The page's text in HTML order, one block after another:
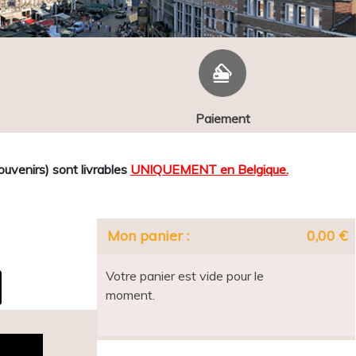
Paiement
sont livrables UNIQUEMENT en Belgique.
Mon panier : 0,00 €
Votre panier est vide pour le
moment.